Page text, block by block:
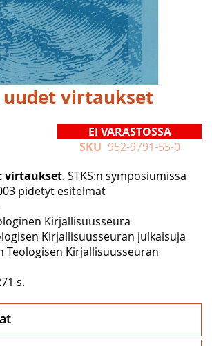
uudet virtaukset
EI VARASTOSSA
SKU 952-9791-55-0
virtaukset. STKS:n symposiumissa
pidetyt esitelmät
Kirjallisuusseura
Kirjallisuusseuran julkaisuja
Teologisen Kirjallisuusseuran
s.